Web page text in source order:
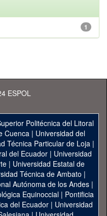
1
ESPOL
Politécnica del Litoral
Cuenca| Universidad del
Técnica Particular de Loja|
del Ecuador| Universidad
| Universidad Estatal de
Técnica de Ambato |
Autónoma de los Andes|
Equinoccial| Pontificia
del Ecuador | Universidad